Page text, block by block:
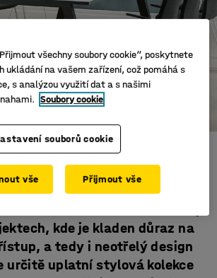
stoly Nomad
logicky doplňují mnoho
kde je kladen důraz na
a tedy i neotřelý design
určitě uplatní stylová kolekce
všechny soubory cookie“, poskytnete
ukládání na vašem zařízení, což pomáhá s
s analýzou využití dat a s našimi
Soubory cookie
souborů cookie
vše Přijmout vše